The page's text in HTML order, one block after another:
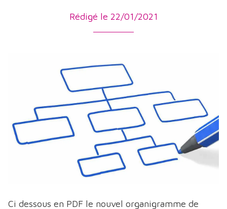
Rédigé le 22/01/2021
Ci dessous en PDF le nouvel organigramme de